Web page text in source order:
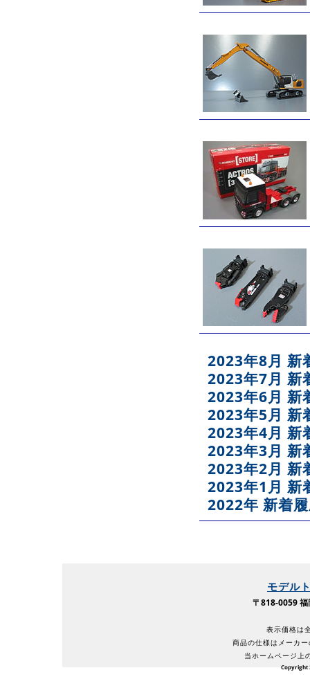
2023年8月 新
2023年7月 新
2023年6月 新
2023年5月 新
2023年4月 新
2023年3月 新
2023年2月 新
2023年1月 新
2022年 新着
モデル
〒818-0059
表示価格は
商品の仕様はメーカ
当ホームページ上
Copyright